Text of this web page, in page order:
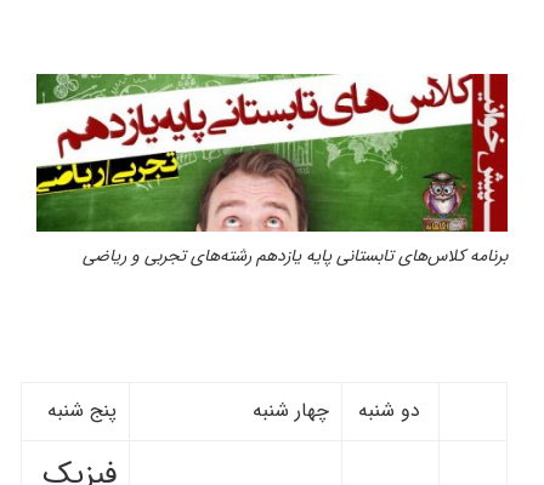
برنامه کلاس‌های تابستانی پایه یازدهم رشته‌های تجربی و ریاضی
دو شنبه چهار شنبه پنج شنبه
فیزیک